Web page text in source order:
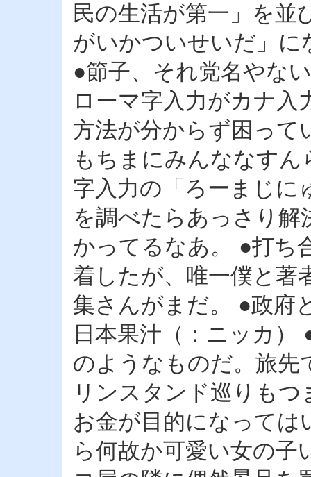
民の生活が第一」を並
がいかついせいだ」
●節子、それ党名やな
ローマ字入力がカナ
方法が分からず困って
もちまにみんななす
字入力の「ろーまじに
を調べたらあっさり解
かってるなあ。 ●打ち
着したが、唯一僕と著
集さんがまだ。 ●政府
日本果汁（：ニッカ
のようなものだ。旅先
リンスタンド巡りも
お金が目的になっては
ら何故か可愛い女の子